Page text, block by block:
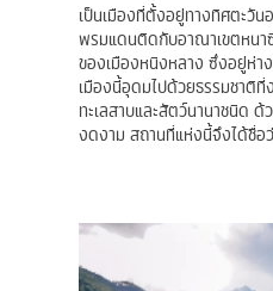
เป็นเมืองที่ตั้งอยู่ทางทิศตะวั
พรมแดนติดกับอาณาเขตหนา
ของเมืองหนิงหลาง ซึ่งอยู่ห่า
เมืองนี้อุดมไปด้วยธรรมชาติ
ทะเลสาบและสัตว์นานาชนิด
งดงาม สถานที่แห่งนี้จึงได้ชื่อ